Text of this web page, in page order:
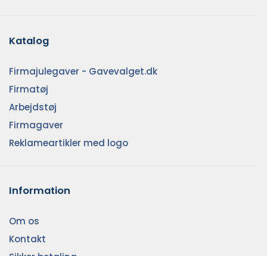
Katalog
Firmajulegaver - Gavevalget.dk
Firmatøj
Arbejdstøj
Firmagaver
Reklameartikler med logo
Information
Om os
Kontakt